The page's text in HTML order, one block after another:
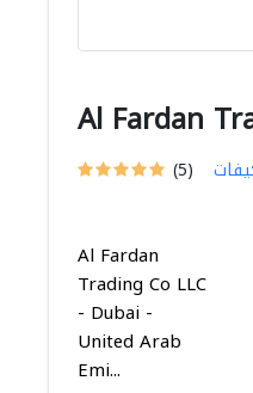
Al Fardan
(5)
Al Fardan
Trading Co LLC
- Dubai -
United Arab
Emi...